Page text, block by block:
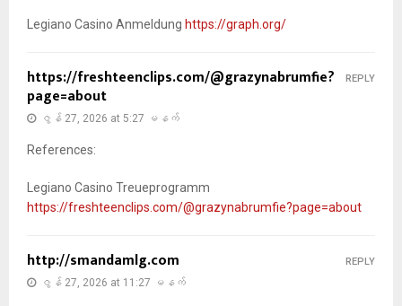
Legiano Casino Anmeldung https://graph.org/
https://freshteenclips.com/@grazynabrumfie?
page=about
ဇွန် 27, 2026 at 5:27 မနက်
References:
Legiano Casino Treueprogramm
https://freshteenclips.com/@grazynabrumfie?page=about
REPLY
http://smandamlg.com
ဇွန် 27, 2026 at 11:27 မနက်
REPLY